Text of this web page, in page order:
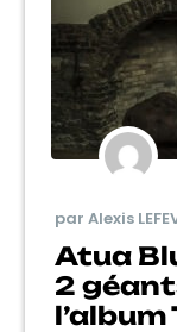
par Alexis
Atua
2